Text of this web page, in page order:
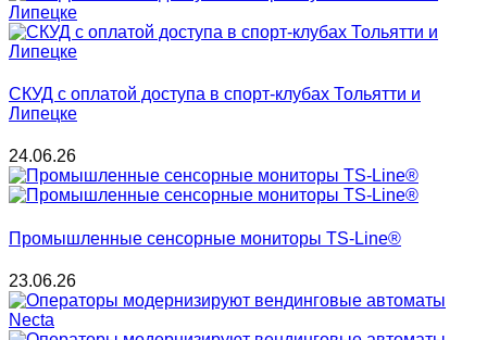
СКУД с оплатой доступа в спорт-клубах Тольятти и
Липецке
24.06.26
Промышленные сенсорные мониторы TS-Line®
23.06.26